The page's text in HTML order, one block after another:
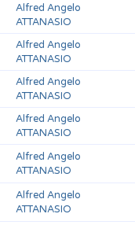
Alfred Angelo
ATTANASIO
Alfred Angelo
ATTANASIO
Alfred Angelo
ATTANASIO
Alfred Angelo
ATTANASIO
Alfred Angelo
ATTANASIO
Alfred Angelo
ATTANASIO